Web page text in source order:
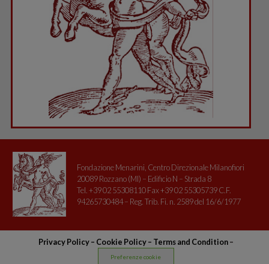
Fondazione Menarini, Centro Direzionale Milanofiori
20089 Rozzano (MI) – Edificio N – Strada 8
Tel. +39 02 55308110 Fax +39 02 55305739 C.F.
94265730484 – Reg. Trib. Fi. n. 2589 del 16/6/1977
Privacy Policy– Cookie Policy – Terms and Condition–
Preferenze cookie